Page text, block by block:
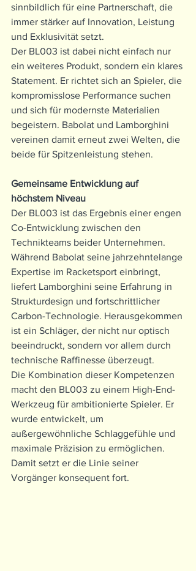
sinnbildlich für eine Partnerschaft, die
immer stärker auf Innovation, Leistung
und Exklusivität setzt.
Der BL003 ist dabei nicht einfach nur
ein weiteres Produkt, sondern ein klares
Statement. Er richtet sich an Spieler, die
kompromisslose Performance suchen
und sich für modernste Materialien
begeistern. Babolat und Lamborghini
vereinen damit erneut zwei Welten, die
beide für Spitzenleistung stehen.
Gemeinsame Entwicklung auf
höchstem Niveau
Der BL003 ist das Ergebnis einer engen
Co-Entwicklung zwischen den
Technikteams beider Unternehmen.
Während Babolat seine jahrzehntelange
Expertise im Racketsport einbringt,
liefert Lamborghini seine Erfahrung in
Strukturdesign und fortschrittlicher
Carbon-Technologie. Herausgekommen
ist ein Schläger, der nicht nur optisch
beeindruckt, sondern vor allem durch
technische Raffinesse überzeugt.
Die Kombination dieser Kompetenzen
macht den BL003 zu einem High-End-
Werkzeug für ambitionierte Spieler. Er
wurde entwickelt, um
außergewöhnliche Schlaggefühle und
maximale Präzision zu ermöglichen.
Damit setzt er die Linie seiner
Vorgänger konsequent fort.